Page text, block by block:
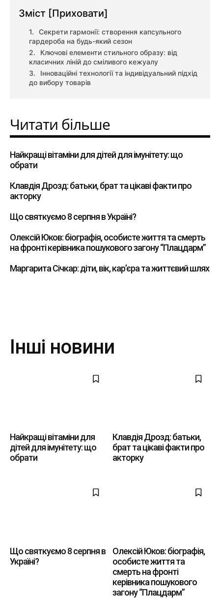
Зміст [Приховати]
Секрети гармонії: створення капсульного
гардероба на будь-який сезон
Ключові елементи стильного образу: від
класичних ліній до сміливого кежуалу
Інноваційні технології та індивідуальний підхід
до вибору товарів
Читати більше
Найкращі вітаміни для дітей для імунітету: що
обрати
Клавдія Дрозд: батьки, брат та цікаві факти про
акторку
Що святкуємо 8 серпня в Україні?
Олексій Юков: біографія, особисте життя та смерть
на фронті керівника пошукового загону “Плацдарм”
Маргарита Січкар: діти, вік, кар’єра та життєвий шлях
Інші новини
Найкращі вітаміни для
дітей для імунітету: що
обрати
Клавдія Дрозд: батьки,
брат та цікаві факти про
акторку
Що святкуємо 8 серпня в
Україні?
Олексій Юков: біографія,
особисте життя та
смерть на фронті
керівника пошукового
загону “Плацдарм”